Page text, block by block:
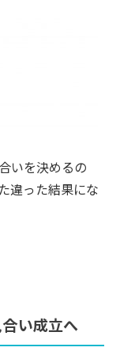
いを決めるの
違った結果にな
い成立へ